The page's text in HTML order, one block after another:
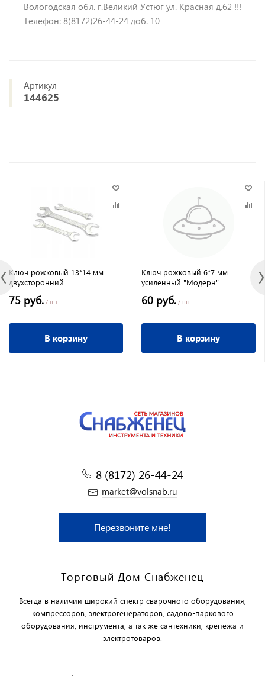
Вологодская обл. г.Великий Устюг ул. Красная д.62 !!!
Телефон: 8(8172)26-44-24 доб. 10
Артикул
144625
Ключ рожковый 13*14 мм
двухсторонний
75 руб. / шт
В корзину
Ключ рожковый 6*7 мм
усиленный "Модерн"
60 руб. / шт
В корзину
8 (8172) 26-44-24
market@volsnab.ru
Перезвоните мне!
Торговый Дом Снабженец
Всегда в наличии широкий спектр сварочного оборудования,
компрессоров, электрогенераторов, садово-паркового
оборудования, инструмента, а так же сантехники, крепежа и
электротоваров.